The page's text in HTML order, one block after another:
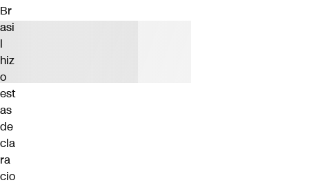
Br
asi
l
hiz
o
est
as
de
cla
ra
cio